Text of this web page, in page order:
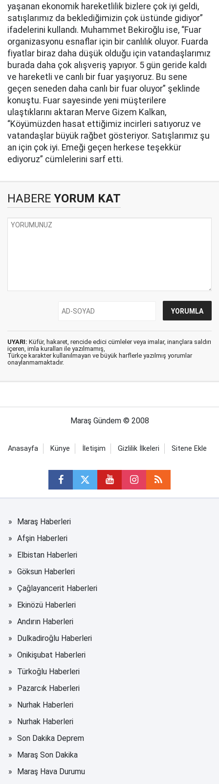
yaşanan ekonomik hareketlilik bizlere çok iyi geldi,
satışlarımız da beklediğimizin çok üstünde gidiyor”
ifadelerini kullandı. Muhammet Bekiroğlu ise, “Fuar
organizasyonu esnaflar için bir canlılık oluyor. Fuarda
fiyatlar biraz daha düşük olduğu için vatandaşlarımız
burada daha çok alışveriş yapıyor. 5 gün geride kaldı
ve hareketli ve canlı bir fuar yaşıyoruz. Bu sene
geçen seneden daha canlı bir fuar oluyor” şeklinde
konuştu. Fuar sayesinde yeni müşterilere
ulaştıklarını aktaran Merve Gizem Kalkan,
“Köyümüzden hasat ettiğimiz incirleri satıyoruz ve
vatandaşlar büyük rağbet gösteriyor. Satışlarımız şu
an için çok iyi. Emeği geçen herkese teşekkür
ediyoruz” cümlelerini sarf etti.
HABERE YORUM KAT
UYARI: Küfür, hakaret, rencide edici cümleler veya imalar, inançlara saldırı
içeren, imla kuralları ile yazılmamış,
Türkçe karakter kullanılmayan ve büyük harflerle yazılmış yorumlar
onaylanmamaktadır.
Maraş Gündem © 2008
Anasayfa Künye İletişim Gizlilik İlkeleri Sitene Ekle
Maraş Haberleri
Afşin Haberleri
Elbistan Haberleri
Göksun Haberleri
Çağlayancerit Haberleri
Ekinözü Haberleri
Andırın Haberleri
Dulkadiroğlu Haberleri
Onikişubat Haberleri
Türkoğlu Haberleri
Pazarcık Haberleri
Nurhak Haberleri
Nurhak Haberleri
Son Dakika Deprem
Maraş Son Dakika
Maraş Hava Durumu